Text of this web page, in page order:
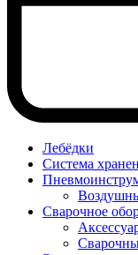
Лебёдки
Система
Сварочное